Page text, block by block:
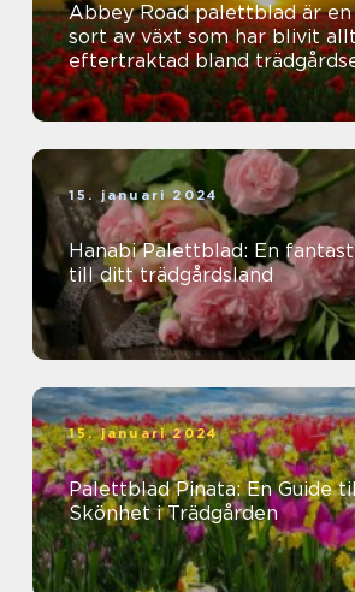
Abbey Road palettblad är
sort av växt som har blivit
eftertraktad bland
15. januari 2024
Hanabi Palettblad: En
till ditt trädgårdsland
15. januari 2024
Palettblad Pinata: En Guide
Skönhet i Trädgården